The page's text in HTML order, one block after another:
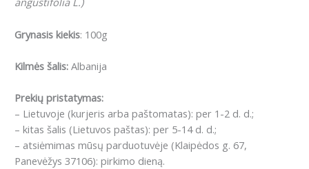
Grynasis kiekis: 100g
Kilmės šalis: Albanija
Prekių pristatymas:
– Lietuvoje (kurjeris arba paštomatas): per 1-2 d. d.;
– kitas šalis (Lietuvos paštas): per 5-14 d. d.;
– atsiėmimas mūsų parduotuvėje (Klaipėdos g. 67,
Panevėžys 37106): pirkimo dieną.